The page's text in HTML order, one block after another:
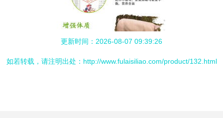
更新时间：2026-08-07 09:39:26
如若转载，请注明出处：http://www.fulaisiliao.com/product/132.html